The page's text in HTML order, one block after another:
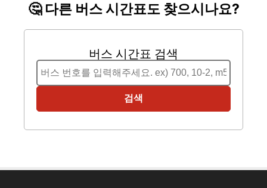
🤔 다른 버스 시간표도 찾으시나요?
버스 시간표 검색
검색